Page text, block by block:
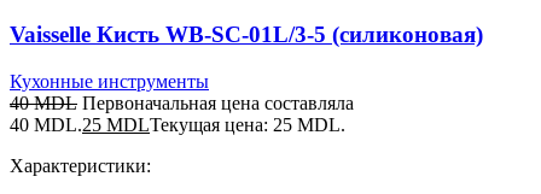
Vaisselle Кисть WB-SC-01L/3-5 (силиконовая)
Кухонные инструменты
40MDL Первоначальная цена составляла
40 MDL.25 MDLТекущая цена: 25 MDL.
Характеристики: